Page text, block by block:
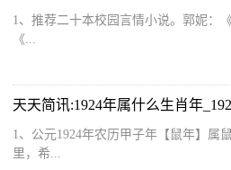
1、推荐二十本校园言情小说。郭妮
《...
天天简讯:1924年属什么生肖年
1、公元1924年农历甲子年【鼠年】属
里，希...